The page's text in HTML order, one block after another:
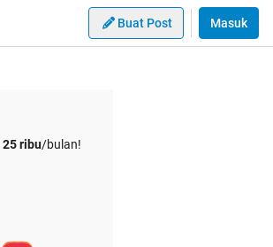
Buat Post Masuk
25 ribu/bulan!